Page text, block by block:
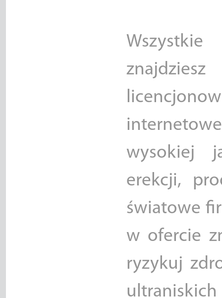
wysokiej
erekcji,
światowe
w ofercie
ryzykuj